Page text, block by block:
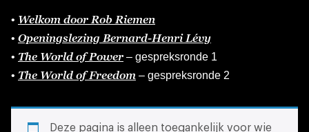
• Welkom door Rob Riemen
• Openingslezing Bernard-Henri Lévy
• The World of Power – gespreksronde 1
• The World of Freedom – gespreksronde 2
Deze pagina is alleen toegankelijk voor wie